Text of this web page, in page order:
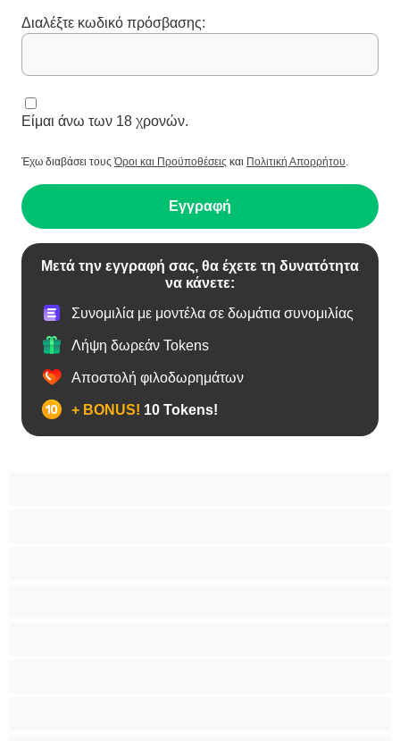
Διαλέξτε κωδικό πρόσβασης:
Είμαι άνω των 18 χρονών.
Έχω διαβάσει τουςΌροι και Προϋποθέσεις και Πολιτική Απορρήτου.
Εγγραφή
Μετά την εγγραφή σας, θα έχετε τη δυνατότητα
να κάνετε:
Συνομιλία με μοντέλα σε δωμάτια συνομιλίας
Λήψη δωρεάν Tokens
Αποστολή φιλοδωρημάτων
+ BONUS! 10 Tokens!